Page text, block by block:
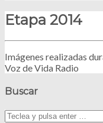
Etapa 2014
Imágenes realizadas
Voz de Vida Radio
Buscar